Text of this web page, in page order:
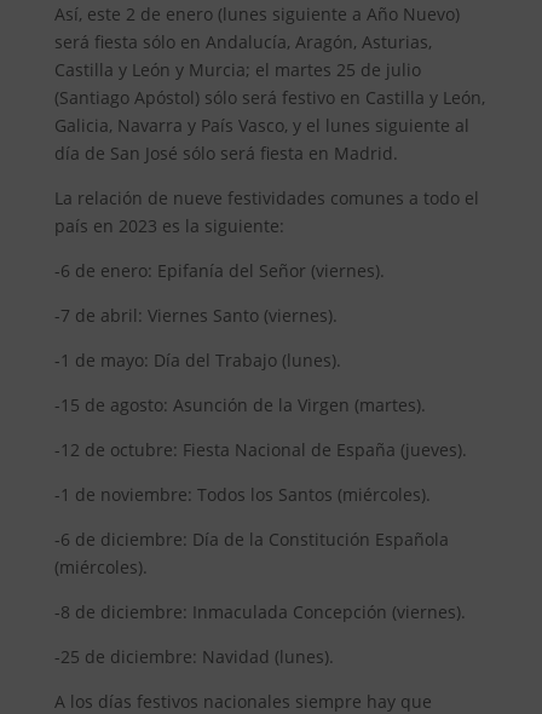
Así, este 2 de enero (lunes siguiente a Año Nuevo)
será fiesta sólo en Andalucía, Aragón, Asturias,
Castilla y León y Murcia; el martes 25 de julio
(Santiago Apóstol) sólo será festivo en Castilla y León,
Galicia, Navarra y País Vasco, y el lunes siguiente al
día de San José sólo será fiesta en Madrid.
La relación de nueve festividades comunes a todo el
país en 2023 es la siguiente:
-6 de enero: Epifanía del Señor (viernes).
-7 de abril: Viernes Santo (viernes).
-1 de mayo: Día del Trabajo (lunes).
-15 de agosto: Asunción de la Virgen (martes).
-12 de octubre: Fiesta Nacional de España (jueves).
-1 de noviembre: Todos los Santos (miércoles).
-6 de diciembre: Día de la Constitución Española
(miércoles).
-8 de diciembre: Inmaculada Concepción (viernes).
-25 de diciembre: Navidad (lunes).
A los días festivos nacionales siempre hay que